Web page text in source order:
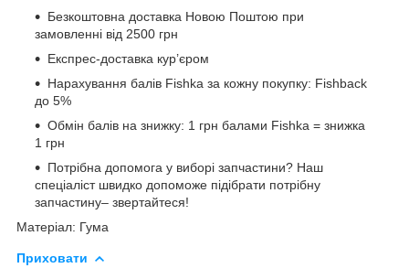
Безкоштовна доставка Новою Поштою при
замовленні від 2500 грн
Експрес-доставка кур’єром
Нарахування балів Fishka за кожну покупку: Fishback
до 5%
Обмін балів на знижку: 1 грн балами Fishka = знижка
1 грн
Потрібна допомога у виборі запчастини? Наш
спеціаліст швидко допоможе підібрати потрібну
запчастину– звертайтеся!
Матеріал: Гума
Приховати